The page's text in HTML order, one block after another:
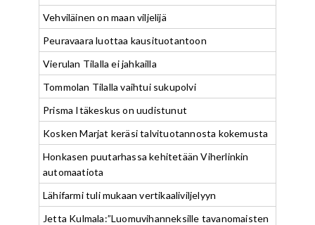
Vehviläinen on maan viljelijä
Peuravaara luottaa kausituotantoon
Vierulan Tilalla ei jahkailla
Tommolan Tilalla vaihtui sukupolvi
Prisma Itäkeskus on uudistunut
Kosken Marjat keräsi talvituotannosta kokemusta
Honkasen puutarhassa kehitetään Viherlinkin
automaatiota
Lähifarmi tuli mukaan vertikaaliviljelyyn
Jetta Kulmala:”Luomuvihanneksille tavanomaisten